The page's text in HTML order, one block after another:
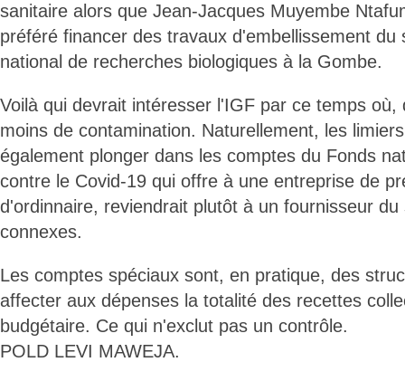
sanitaire alors que Jean-Jacques Muyembe
préféré financer des travaux d'embellissement du
national de recherches biologiques à la Gombe.
Voilà qui devrait intéresser l'IGF par ce temps où,
moins de contamination. Naturellement, les
également plonger dans les comptes du Fonds
contre le Covid-19 qui offre à une entreprise de
d'ordinnaire, reviendrait plutôt à un fournisseur
connexes.
Les comptes spéciaux sont, en pratique, des
affecter aux dépenses la totalité des recettes
budgétaire. Ce qui n'exclut pas un contrôle.
POLD LEVI MAWEJA.